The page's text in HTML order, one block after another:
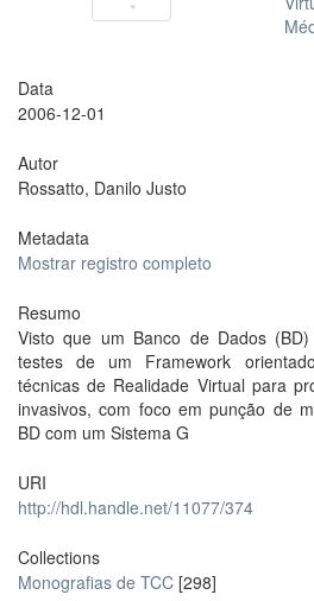
Data
2006-12-01
Autor
Rossatto, Danilo Justo
Metadata
Mostrar registro completo
Resumo
Visto que um Banco de Dados
testes de um Framework
técnicas de Realidade Virtual para
invasivos, com foco em punção de
BD com um Sistema G
URI
http://hdl.handle.net/11077/374
Collections
Monografias de TCC [298]